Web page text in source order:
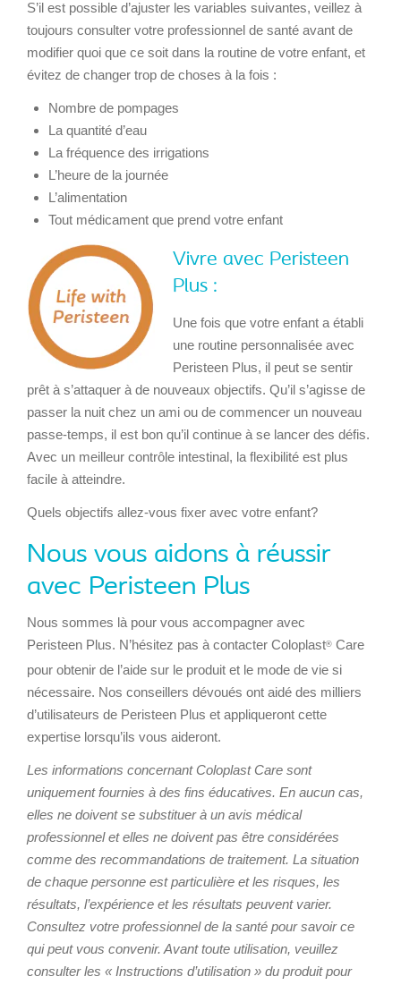
S’il est possible d’ajuster les variables suivantes, veillez à
toujours consulter votre professionnel de santé avant de
modifier quoi que ce soit dans la routine de votre enfant, et
évitez de changer trop de choses à la fois :
Nombre de pompages
La quantité d’eau
La fréquence des irrigations
L’heure de la journée
L’alimentation
Tout médicament que prend votre enfant
Vivre avec Peristeen
Plus :
Une fois que votre enfant a établi
une routine personnalisée avec
Peristeen Plus, il peut se sentir
prêt à s’attaquer à de nouveaux objectifs. Qu’il s’agisse de
passer la nuit chez un ami ou de commencer un nouveau
passe-temps, il est bon qu’il continue à se lancer des défis.
Avec un meilleur contrôle intestinal, la flexibilité est plus
facile à atteindre.
Quels objectifs allez-vous fixer avec votre enfant?
Nous vous aidons à réussir
avec Peristeen Plus
Nous sommes là pour vous accompagner avec
Peristeen Plus. N’hésitez pas à contacter Coloplast® Care
pour obtenir de l’aide sur le produit et le mode de vie si
nécessaire. Nos conseillers dévoués ont aidé des milliers
d’utilisateurs de Peristeen Plus et appliqueront cette
expertise lorsqu’ils vous aideront.
Les informations concernant Coloplast Care sont
uniquement fournies à des fins éducatives. En aucun cas,
elles ne doivent se substituer à un avis médical
professionnel et elles ne doivent pas être considérées
comme des recommandations de traitement. La situation
de chaque personne est particulière et les risques, les
résultats, l’expérience et les résultats peuvent varier.
Consultez votre professionnel de la santé pour savoir ce
qui peut vous convenir. Avant toute utilisation, veuillez
consulter les « Instructions d’utilisation » du produit pour